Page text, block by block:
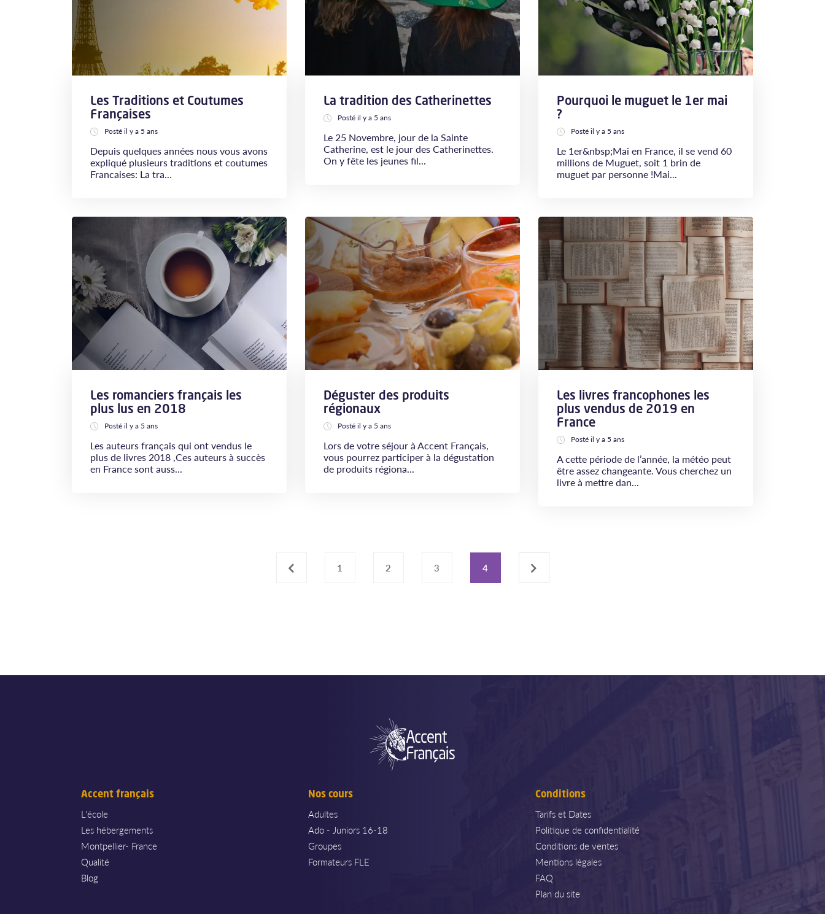
Les Traditions et Coutumes
Françaises
Posté il y a 5 ans
Depuis quelques années nous vous avons
expliqué plusieurs traditions et coutumes
Francaises: La tra...
La tradition des Catherinettes
Posté il y a 5 ans
Le 25 Novembre, jour de la Sainte
Catherine, est le jour des Catherinettes.
On y fête les jeunes fil...
Pourquoi le muguet le 1er mai
?
Posté il y a 5 ans
Le 1er&nbsp;Mai en France, il se vend 60
millions de Muguet, soit 1 brin de
muguet par personne !Mai...
Les romanciers français les
plus lus en 2018
Posté il y a 5 ans
Les auteurs français qui ont vendus le
plus de livres 2018 ,Ces auteurs à succès
en France sont auss...
Déguster des produits
régionaux
Posté il y a 5 ans
Lors de votre séjour à Accent Français,
vous pourrez participer à la dégustation
de produits régiona...
Les livres francophones les
plus vendus de 2019 en
France
Posté il y a 5 ans
A cette période de l’année, la météo peut
être assez changeante. Vous cherchez un
livre à mettre dan...
‹ 1 2 3 4 ›
Accent français
L'école
Les hébergements
Montpellier- France
Qualité
Blog
Nos cours
Adultes
Ado - Juniors 16-18
Groupes
Formateurs FLE
Conditions
Tarifs et Dates
Politique de confidentialité
Conditions de ventes
Mentions légales
FAQ
Plan du site